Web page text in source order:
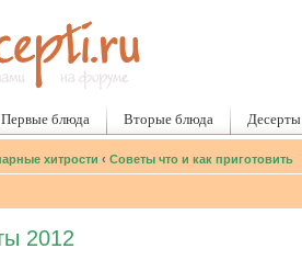
Первые блюда Вторые блюда Десерты
хитрости ‹ Советы что и как приготовить
2012